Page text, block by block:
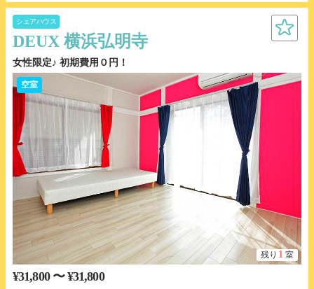
シェアハウス
DEUX 横浜弘明寺
女性限定♪ 初期費用０円！
空室
残り 1 室
¥31,800 〜 ¥31,800